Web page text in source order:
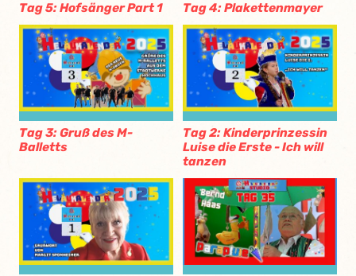
Tag 5: Hofsänger Part 1 Tag 4: Plakettenmayer
Tag 3: Gruß des M-
Balletts
Tag 2: Kinderprinzessin
Luise die Erste - Ich will
tanzen